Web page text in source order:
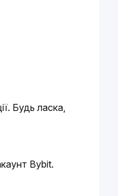
Будь ласка,
Bybit.